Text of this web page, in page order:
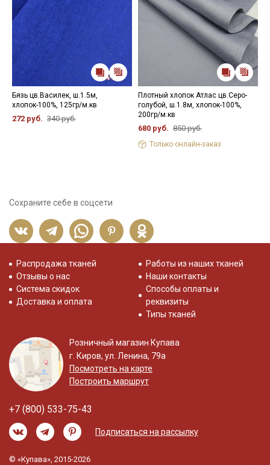
Бязь цв.Василек, ш.1.5м,
хлопок-100%, 125гр/м.кв
272 руб. 340 руб.
Плотный хлопок Атлас цв.Серо-
голубой, ш.1.8м, хлопок-100%,
200гр/м.кв
680 руб. 850 руб.
Только онлайн-заказ
Сохраните себе в соцсети
Распродажа тканей
Отзывы о нас
Система скидок
Доставка и оплата
Работы из наших тканей
Наши контакты
Способы оплаты и
реквизиты
Типы тканей
Розничный магазин Купава
г. Киров, ул. Ленина, 79а
Посмотреть на карте
Построить маршрут
+7 (800) 533-75-43
Подписаться на рассылку
© «Купава», 2015-2026